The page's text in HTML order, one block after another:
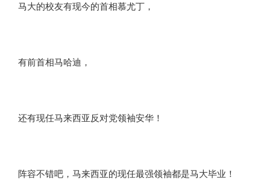
马大的校友有现今的首相慕尤丁，
有前首相马哈迪，
还有现任马来西亚反对党领袖安华！
阵容不错吧，马来西亚的现任最强领袖都是马大毕业！